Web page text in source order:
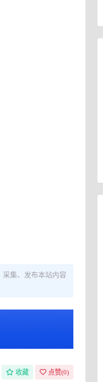
集、发布本站内容
收藏 点赞(0)